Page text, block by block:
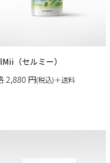
（セルミー）
2,880 円(税込)＋送料